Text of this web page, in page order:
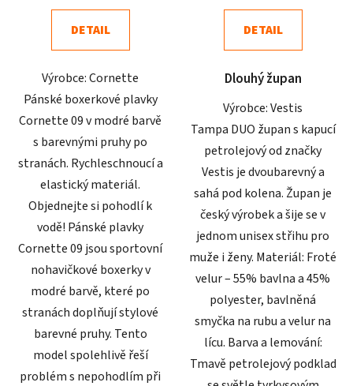
5,0
z
hvězdiček.
DETAIL
Výrobce: Cornette
Pánské boxerkové plavky
Cornette 09 v modré barvě
s barevnými pruhy po
stranách. Rychleschnoucí a
elastický materiál.
Objednejte si pohodlí k
vodě! Pánské plavky
Cornette 09 jsou sportovní
nohavičkové boxerky v
modré barvě, které po
stranách doplňují stylové
barevné pruhy. Tento
model spolehlivě řeší
problém s nepohodlím při
4,5
z
hvězdiček.
DETAIL
Dlouhý župan
Výrobce: Vestis
Tampa DUO župan s kapucí
petrolejový od značky
Vestis je dvoubarevný a
sahá pod kolena. Župan je
český výrobek a šije se v
jednom unisex střihu pro
muže i ženy. Materiál: Froté
velur – 55% bavlna a 45%
polyester, bavlněná
smyčka na rubu a velur na
lícu. Barva a lemování:
Tmavě petrolejový podklad